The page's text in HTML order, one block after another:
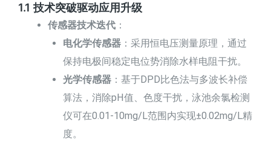
1.1 技术突破驱动应用升级
传感器技术迭代 ：
电化学传感器：采用恒电压测量原理，通过
保持电极间稳定电位势消除水样电阻干扰。
光学传感器：基于DPD比色法与多波长补偿
算法，消除pH值、色度干扰，泳池余氯检测
仪可在0.01-10mg/L范围内实现±0.02mg/L精
度。